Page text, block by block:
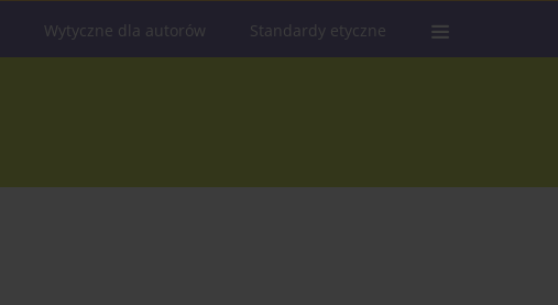
Wytyczne dla autorów Standardy etyczne